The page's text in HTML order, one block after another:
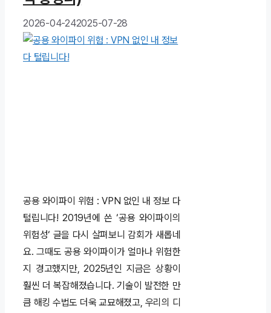
2026-04-242025-07-28
공용 와이파이 위험 : VPN 없인 내 정보 다
털립니다! 2019년에 쓴 ‘공용 와이파이의
위험성‘ 글을 다시 살펴보니 감회가 새롭네
요. 그때도 공용 와이파이가 얼마나 위험한
지 경고했지만, 2025년인 지금은 상황이
훨씬 더 복잡해졌습니다. 기술이 발전한 만
큼 해킹 수법도 더욱 교묘해졌고, 우리의 디